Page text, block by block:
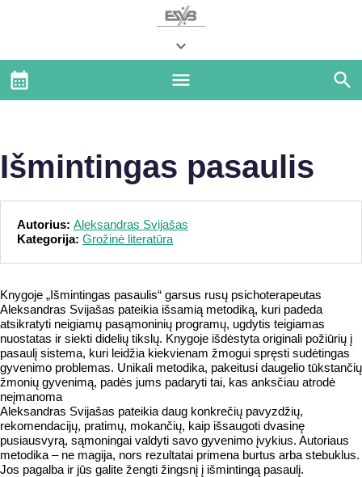
Išmintingas pasaulis
Autorius: Aleksandras Svijašas
Kategorija: Grožinė literatūra
Knygoje „Išmintingas pasaulis“ garsus rusų psichoterapeutas
Aleksandras Svijašas pateikia išsamią metodiką, kuri padeda
atsikratyti neigiamų pasąmoninių programų, ugdytis teigiamas
nuostatas ir siekti didelių tikslų. Knygoje išdėstyta originali požiūrių į
pasaulį sistema, kuri leidžia kiekvienam žmogui spręsti sudėtingas
gyvenimo problemas. Unikali metodika, pakeitusi daugelio tūkstančių
žmonių gyvenimą, padės jums padaryti tai, kas anksčiau atrodė
neįmanoma
Aleksandras Svijašas pateikia daug konkrečių pavyzdžių,
rekomendacijų, pratimų, mokančių, kaip išsaugoti dvasinę
pusiausvyrą, sąmoningai valdyti savo gyvenimo įvykius. Autoriaus
metodika – ne magija, nors rezultatai primena burtus arba stebuklus.
Jos pagalba ir jūs galite žengti žingsnį į išmintingą pasaulį.